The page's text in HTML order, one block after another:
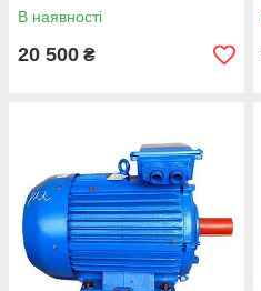
В наявності
20 500 ₴